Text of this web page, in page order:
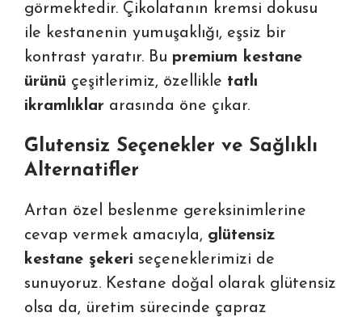
görmektedir. Çikolatanın kremsi dokusu
ile kestanenin yumuşaklığı, eşsiz bir
kontrast yaratır. Bu premium kestane
ürünü çeşitlerimiz, özellikle tatlı
ikramlıklar arasında öne çıkar.
Glutensiz Seçenekler ve Sağlıklı
Alternatifler
Artan özel beslenme gereksinimlerine
cevap vermek amacıyla, glütensiz
kestane şekeri seçeneklerimizi de
sunuyoruz. Kestane doğal olarak glütensiz
olsa da, üretim sürecinde çapraz